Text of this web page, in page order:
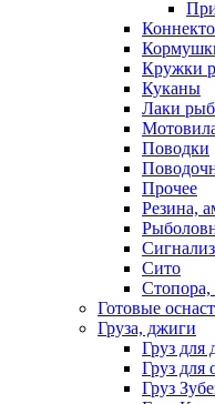
Кружки
Куканы
Лаки
Поводки
Прочее
Резина,
Сито
Стопора,
Готовые
Груза, джиги
Груз для
Груз для
Груз